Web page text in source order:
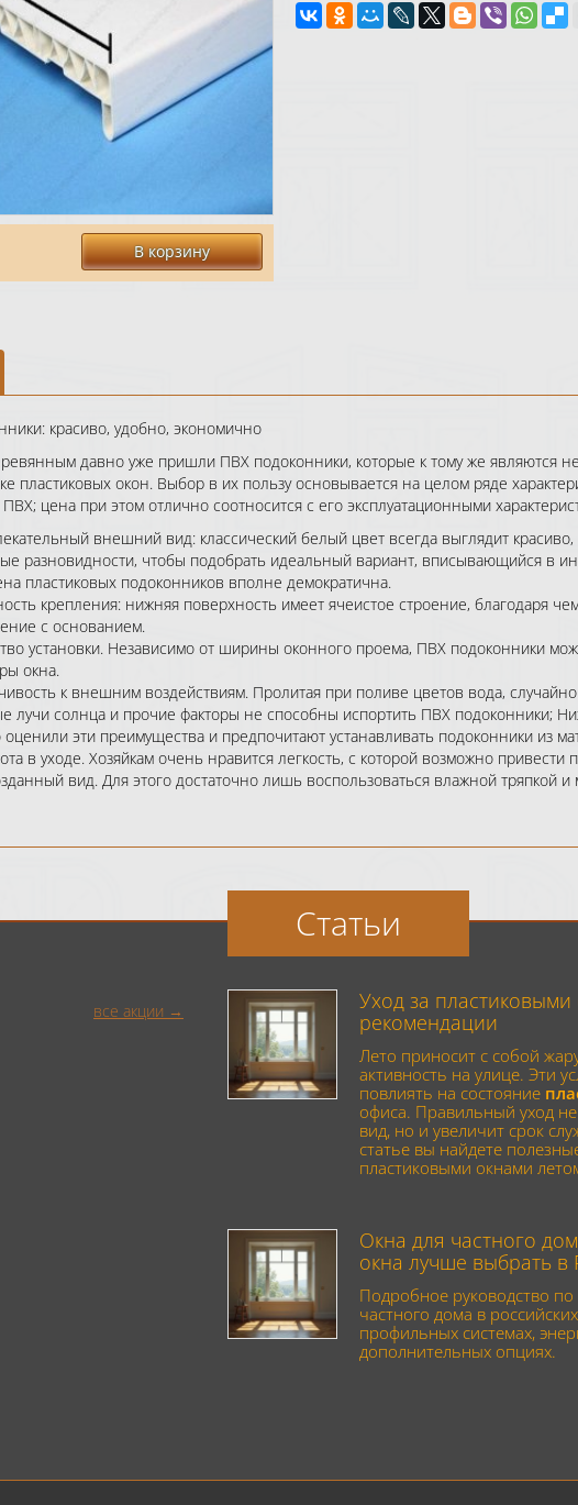
В корзину
красиво, удобно, экономично
давно уже пришли ПВХ подоконники, которые к тому же являются
пластиковых окон. Выбор в их пользу основывается на целом ряде
цена при этом отлично соотносится с его эксплуатационными
внешний вид: классический белый цвет всегда выглядит красиво,
разновидности, чтобы подобрать идеальный вариант, вписывающийся в
пластиковых подоконников вполне демократична.
крепления: нижняя поверхность имеет ячеистое строение, благодаря
с основанием.
установки. Независимо от ширины оконного проема, ПВХ подоконники
окна.
к внешним воздействиям. Пролитая при поливе цветов вода,
лучи солнца и прочие факторы не способны испортить ПВХ подоконники;
эти преимущества и предпочитают устанавливать подоконники из
в уходе. Хозяйкам очень нравится легкость, с которой возможно привести
вид. Для этого достаточно лишь воспользоваться влажной тряпкой
все акции
Статьи
Уход за
рекомендации
Лето приносит с собой
активность на улице. Эти
повлиять на состояние
офиса. Правильный уход
вид, но и увеличит срок
статье вы найдете
пластиковыми окнами
Окна для частного
окна лучше выбрать в
Подробное руководство
частного дома в
профильных системах,
дополнительных опциях.